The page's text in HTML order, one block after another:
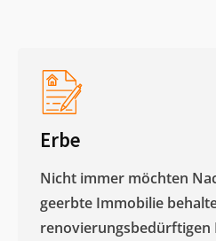
Erbe
Nicht immer möchten
geerbte Immobilie
renovierungsbedürftigen